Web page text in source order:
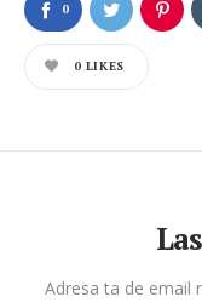
0
0 LIKES
Adresa ta de email